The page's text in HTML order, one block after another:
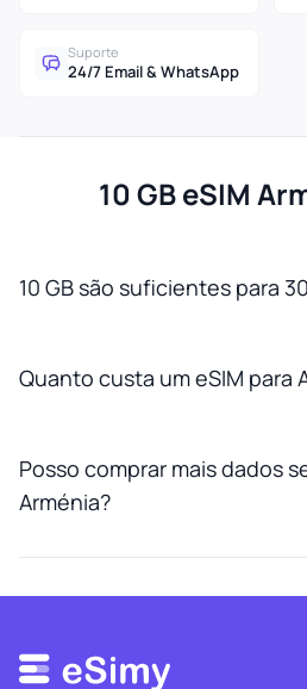
Suporte
24/7 Email & WhatsApp
10 GB eSIM
10 GB são suficientes para
Quanto custa um eSIM para
Posso comprar mais dados
Arménia?